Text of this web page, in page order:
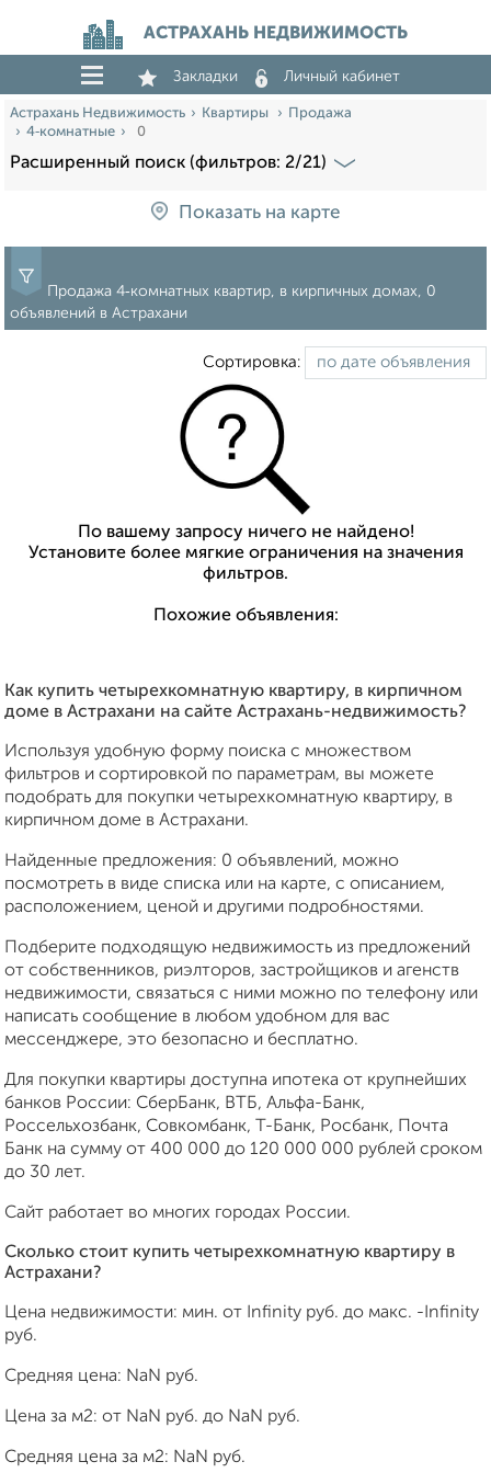
АСТРАХАНЬ НЕДВИЖИМОСТЬ
Закладки Личный кабинет
Астрахань Недвижимость Квартиры
Продажа
4‑комнатные
0
Расширенный поиск (фильтров: 2/21)
Показать на карте
Продажа 4‑комнатных квартир, в кирпичных домах, 0
объявлений в Астрахани
Сортировка:
По вашему запросу ничего не найдено!
Установите более мягкие ограничения на значения
фильтров.
Похожие объявления:
Как купить четырехкомнатную квартиру, в кирпичном
доме в Астрахани на сайте Астрахань-недвижимость?
Используя удобную форму поиска с множеством
фильтров и сортировкой по параметрам, вы можете
подобрать для покупки четырехкомнатную квартиру, в
кирпичном доме в Астрахани.
Найденные предложения: 0 объявлений, можно
посмотреть в виде списка или на карте, с описанием,
расположением, ценой и другими подробностями.
Подберите подходящую недвижимость из предложений
от собственников, риэлторов, застройщиков и агенств
недвижимости, связаться с ними можно по телефону или
написать сообщение в любом удобном для вас
мессенджере, это безопасно и бесплатно.
Для покупки квартиры доступна ипотека от крупнейших
банков России: СберБанк, ВТБ, Альфа-Банк,
Россельхозбанк, Совкомбанк, Т-Банк, Росбанк, Почта
Банк на сумму от 400 000 до 120 000 000 рублей сроком
до 30 лет.
Сайт работает во многих городах России.
Сколько стоит купить четырехкомнатную квартиру в
Астрахани?
Цена недвижимости: мин. от Infinity руб. до макс. -Infinity
руб.
Средняя цена: NaN руб.
Цена за м2: от NaN руб. до NaN руб.
Средняя цена за м2: NaN руб.